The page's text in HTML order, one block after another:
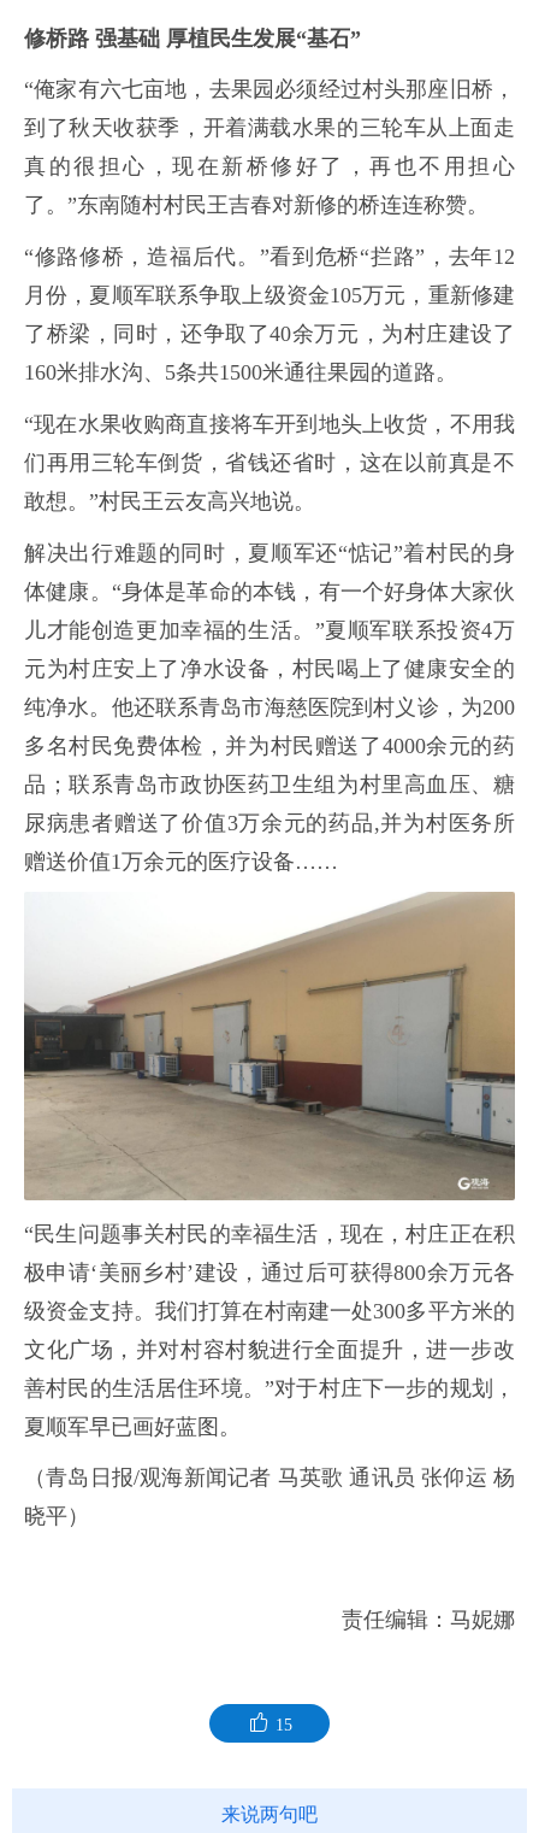
修桥路 强基础 厚植民生发展“基石”
“俺家有六七亩地，去果园必须经过村头那座旧桥，
到了秋天收获季，开着满载水果的三轮车从上面走
真的很担心，现在新桥修好了，再也不用担心
了。”东南随村村民王吉春对新修的桥连连称赞。
“修路修桥，造福后代。”看到危桥“拦路”，去年12
月份，夏顺军联系争取上级资金105万元，重新修建
了桥梁，同时，还争取了40余万元，为村庄建设了
160米排水沟、5条共1500米通往果园的道路。
“现在水果收购商直接将车开到地头上收货，不用我
们再用三轮车倒货，省钱还省时，这在以前真是不
敢想。”村民王云友高兴地说。
解决出行难题的同时，夏顺军还“惦记”着村民的身
体健康。“身体是革命的本钱，有一个好身体大家伙
儿才能创造更加幸福的生活。”夏顺军联系投资4万
元为村庄安上了净水设备，村民喝上了健康安全的
纯净水。他还联系青岛市海慈医院到村义诊，为200
多名村民免费体检，并为村民赠送了4000余元的药
品；联系青岛市政协医药卫生组为村里高血压、糖
尿病患者赠送了价值3万余元的药品,并为村医务所
赠送价值1万余元的医疗设备……
“民生问题事关村民的幸福生活，现在，村庄正在积
极申请‘美丽乡村’建设，通过后可获得800余万元各
级资金支持。我们打算在村南建一处300多平方米的
文化广场，并对村容村貌进行全面提升，进一步改
善村民的生活居住环境。”对于村庄下一步的规划，
夏顺军早已画好蓝图。
（青岛日报/观海新闻记者 马英歌 通讯员 张仰运 杨
晓平）
责任编辑：马妮娜
15
来说两句吧